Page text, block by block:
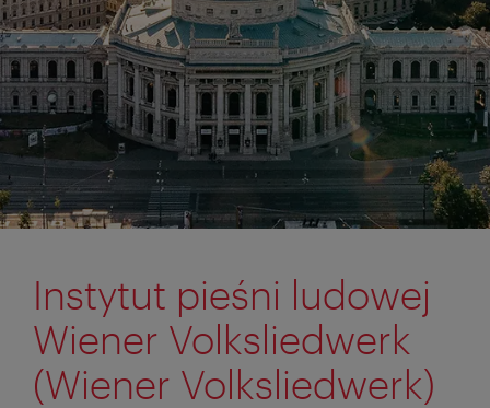
Instytut pieśni ludowej
Wiener Volksliedwerk
(Wiener Volksliedwerk)